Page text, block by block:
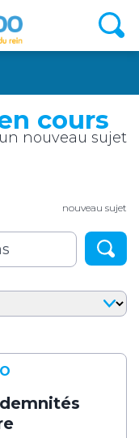
cours
nouveau sujet
nouveau sujet